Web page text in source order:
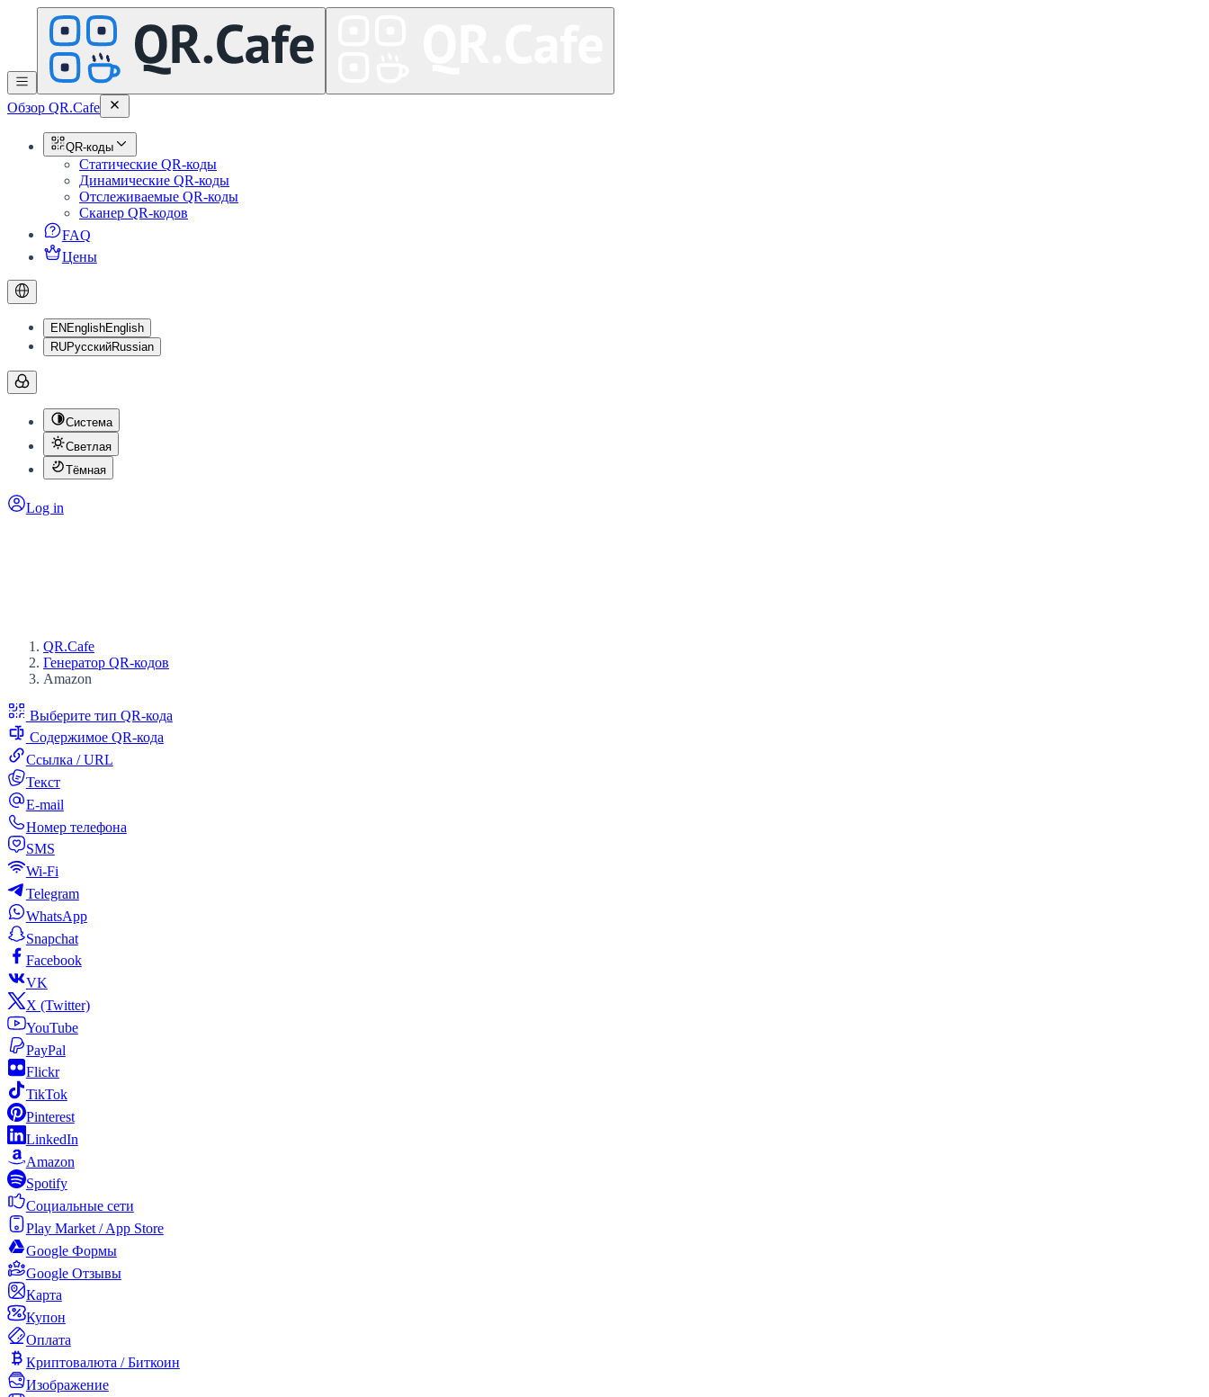
Обзор QR.Cafe
QR-коды
Статические QR-коды
Динамические QR-коды
Отслеживаемые QR-коды
Сканер QR-кодов
FAQ
Цены
ENEnglishEnglish
RUРусскийRussian
Система
Светлая
Тёмная
Log in
QR.Cafe
Генератор QR-кодов
Amazon
Выберите тип QR-кода
Содержимое QR-кода
Ссылка / URL
Текст
E-mail
Номер телефона
SMS
Wi-Fi
Telegram
WhatsApp
Snapchat
Facebook
VK
X (Twitter)
YouTube
PayPal
Flickr
TikTok
Pinterest
LinkedIn
Amazon
Spotify
Социальные сети
Play Market / App Store
Google Формы
Google Отзывы
Карта
Купон
Оплата
Криптовалюта / Биткоин
Изображение